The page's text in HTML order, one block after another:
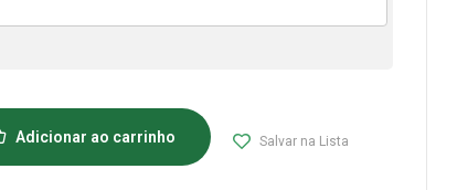
Adicionar ao carrinho Salvar na Lista